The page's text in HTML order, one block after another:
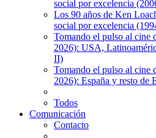
social por excelencia
Los 90 años de Ken
social por excelencia
Tomando el pulso al
2026): USA,
II)
Tomando el pulso al
2026): España y resto de
Todos
Comunicación
Contacto